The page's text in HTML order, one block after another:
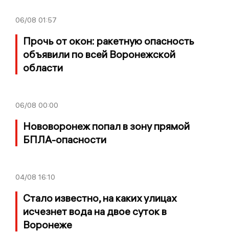
06/08 01:57
Прочь от окон: ракетную опасность
объявили по всей Воронежской
области
06/08 00:00
Нововоронеж попал в зону прямой
БПЛА-опасности
04/08 16:10
Стало известно, на каких улицах
исчезнет вода на двое суток в
Воронеже